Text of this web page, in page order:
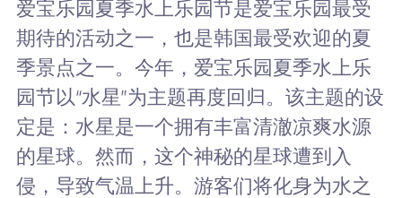
爱宝乐园夏季水上乐园节是爱宝乐园最受
期待的活动之一，也是韩国最受欢迎的夏
季景点之一。今年，爱宝乐园夏季水上乐
园节以“水星”为主题再度回归。该主题的设
定是：水星是一个拥有丰富清澈凉爽水源
的星球。然而，这个神秘的星球遭到入
侵，导致气温上升。游客们将化身为水之